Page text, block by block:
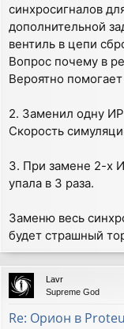
синхросигналов
дополнительной
вентиль в цепи
Вопрос почему в
Вероятно
2. Заменил одну
Скорость
3. При замене 2-х
упала в 3 раза.
Заменю весь
будет страшный
Lavr
Supreme God
Re: Орион в